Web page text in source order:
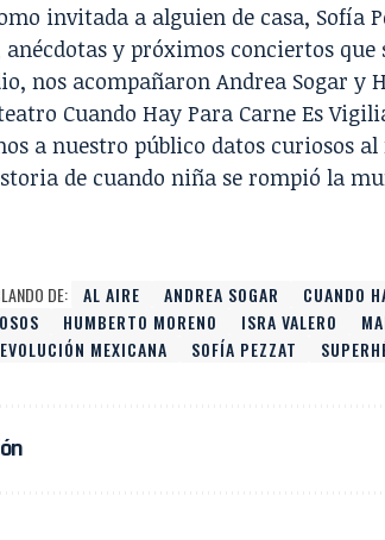
invitada a alguien de casa, Sofía
y próximos conciertos que
nos acompañaron Andrea Sogar y
Cuando Hay Para Carne Es
a nuestro público datos curiosos
de cuando niña se rompió la
DE: AL AIRE ANDREA SOGAR
CUANDO
HUMBERTO MORENO ISRA VALERO
MEXICANA SOFÍA PEZZAT